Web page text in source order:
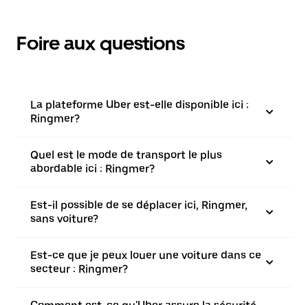
Foire aux questions
La plateforme Uber est-elle disponible ici :
Ringmer?
Quel est le mode de transport le plus
abordable ici : Ringmer?
Est-il possible de se déplacer ici, Ringmer,
sans voiture?
Est-ce que je peux louer une voiture dans ce
secteur : Ringmer?